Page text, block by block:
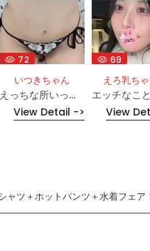
72
いつきちゃん
えっちな所いっぱい見てね
View Detail ->
69
えろ乳ち
エッチなこ
View
ツ＋ホットパンツ＋水着フェア